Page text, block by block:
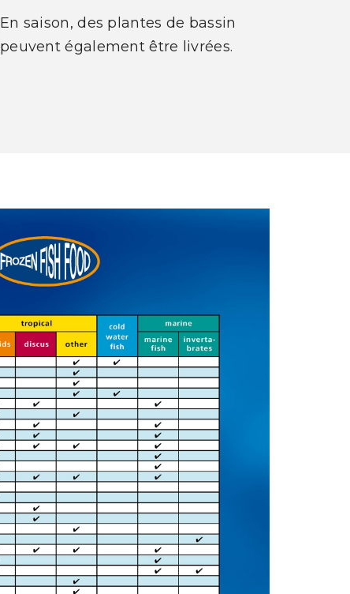
En saison, des plantes de bassin
peuvent également être livrées.